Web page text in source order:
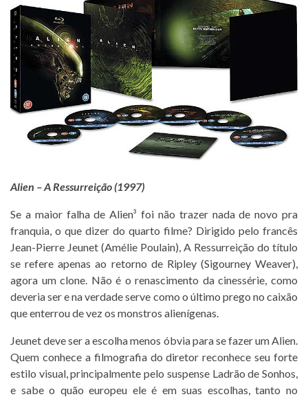
Alien – A Ressurreição (1997)
Se a maior falha de Alien³ foi não trazer nada de novo pra
franquia, o que dizer do quarto filme? Dirigido pelo francês
Jean-Pierre Jeunet (Amélie Poulain), A Ressurreição do título
se refere apenas ao retorno de Ripley (Sigourney Weaver),
agora um clone. Não é o renascimento da cinessérie, como
deveria ser e na verdade serve como o último prego no caixão
que enterrou de vez os monstros alienígenas.
Jeunet deve ser a escolha menos óbvia para se fazer um Alien.
Quem conhece a filmografia do diretor reconhece seu forte
estilo visual, principalmente pelo suspense Ladrão de Sonhos,
e sabe o quão europeu ele é em suas escolhas, tanto no